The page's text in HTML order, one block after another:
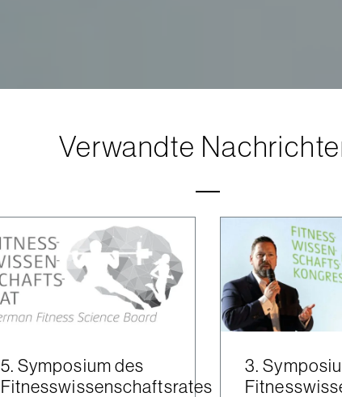
Verwandte
5. Symposium des
Fitnesswissenschaftsrates
3.